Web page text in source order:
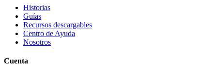
Historias
Guías
Recursos descargables
Centro de Ayuda
Nosotros
Cuenta